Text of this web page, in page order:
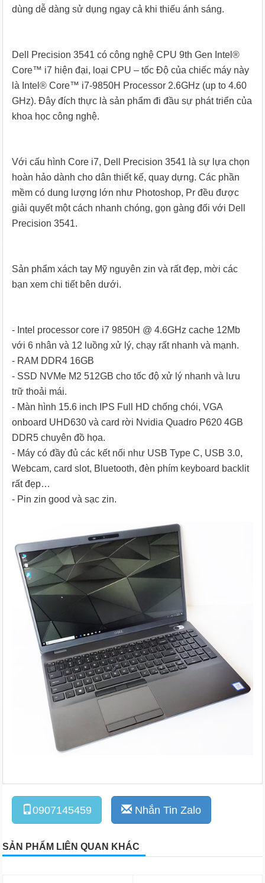
dùng dễ dàng sử dụng ngay cả khi thiếu ánh sáng.
Dell Precision 3541 có công nghệ CPU 9th Gen Intel®
Core™ i7 hiện đại, loại CPU – tốc Độ của chiếc máy này
là Intel® Core™ i7-9850H Processor 2.6GHz (up to 4.60
GHz). Đây đích thực là sản phẩm đi đầu sự phát triển của
khoa học công nghệ.
Với cấu hình Core i7, Dell Precision 3541 là sự lựa chọn
hoàn hảo dành cho dân thiết kế, quay dựng. Các phần
mềm có dung lượng lớn như Photoshop, Pr đều được
giải quyết một cách nhanh chóng, gọn gàng đối với Dell
Precision 3541.
Sản phẩm xách tay Mỹ nguyên zin và rất đẹp, mời các
bạn xem chi tiết bên dưới.
- Intel processor core i7 9850H @ 4.6GHz cache 12Mb
với 6 nhân và 12 luồng xử lý, chạy rất nhanh và mạnh.
- RAM DDR4 16GB
- SSD NVMe M2 512GB cho tốc độ xử lý nhanh và lưu
trữ thoải mái.
- Màn hình 15.6 inch IPS Full HD chống chói, VGA
onboard UHD630 và card rời Nvidia Quadro P620 4GB
DDR5 chuyên đồ họa.
- Máy có đầy đủ các kết nối như USB Type C, USB 3.0,
Webcam, card slot, Bluetooth, đèn phím keyboard backlit
rất đẹp…
- Pin zin good và sạc zin.
0907145459 Nhắn Tin Zalo
SẢN PHẨM LIÊN QUAN KHÁC